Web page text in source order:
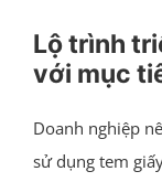
Lộ trình
với mục
Doanh nghiệp
sử dụng tem